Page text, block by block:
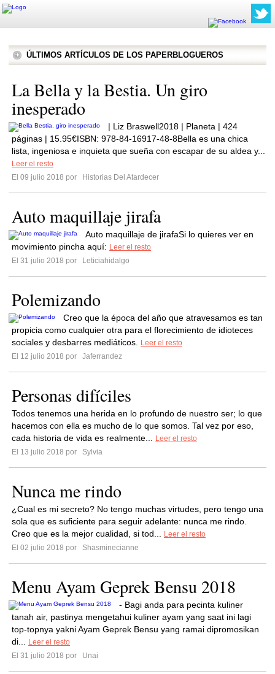
ÚLTIMOS ARTÍCULOS DE LOS PAPERBLOGUEROS
La Bella y la Bestia. Un giro
inesperado
| Liz Braswell2018 | Planeta | 424
páginas | 15.95€ISBN: 978-84-16917-48-8Bella es una chica
lista, ingeniosa e inquieta que sueña con escapar de su aldea y...
Leer el resto
El 09 julio 2018 por
Historias Del Atardecer
Auto maquillaje jirafa
Auto maquillaje de jirafaSi lo quieres ver en
movimiento pincha aquí: Leer el resto
El 31 julio 2018 por
Leticiahidalgo
Polemizando
Creo que la época del año que atravesamos es tan
propicia como cualquier otra para el florecimiento de idioteces
sociales y desbarres mediáticos.
Leer el resto
El 12 julio 2018 por
Jaferrandez
Personas difíciles
Todos tenemos una herida en lo profundo de nuestro ser; lo que
hacemos con ella es mucho de lo que somos. Tal vez por eso,
cada historia de vida es realmente...
Leer el resto
El 13 julio 2018 por
Sylvia
Nunca me rindo
¿Cual es mi secreto? No tengo muchas virtudes, pero tengo una
sola que es suficiente para seguir adelante: nunca me rindo.
Creo que es la mejor cualidad, si tod...
Leer el resto
El 02 julio 2018 por
Shasminecianne
Menu Ayam Geprek Bensu 2018
- Bagi anda para pecinta kuliner
tanah air, pastinya mengetahui kuliner ayam yang saat ini lagi
top-topnya yakni Ayam Geprek Bensu yang ramai dipromosikan
di...
Leer el resto
El 31 julio 2018 por
Unai